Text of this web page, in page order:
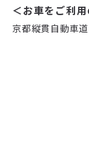
＜お車をご利
京都縦貫自動車